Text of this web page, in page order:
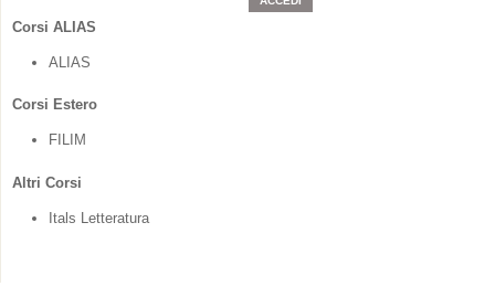
Corsi ALIAS
ALIAS
Corsi Estero
FILIM
Altri Corsi
Itals Letteratura